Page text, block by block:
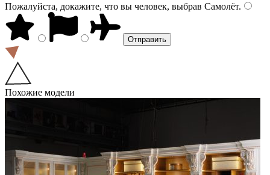
Пожалуйста, докажите, что вы человек, выбрав Самолёт.
Похожие модели